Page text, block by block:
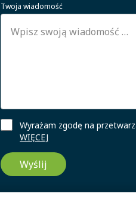
Twoja wiadomość
Wyrażam zgodę na
WIĘCEJ
Wyślij